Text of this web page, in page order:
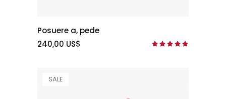
Posuere a, pede
240,00 US$
SALE